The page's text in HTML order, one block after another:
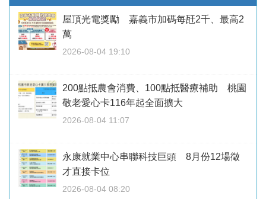
屋頂光電獎勵 嘉義市加碼每瓩2千、最高2
萬
2026-08-04 19:10
200點抵農會消費、100點抵醫療補助 桃園
敬老愛心卡116年起全面擴大
2026-08-04 11:07
永康就業中心串聯科技巨頭 8月份12場徵
才直接卡位
2026-08-04 08:20